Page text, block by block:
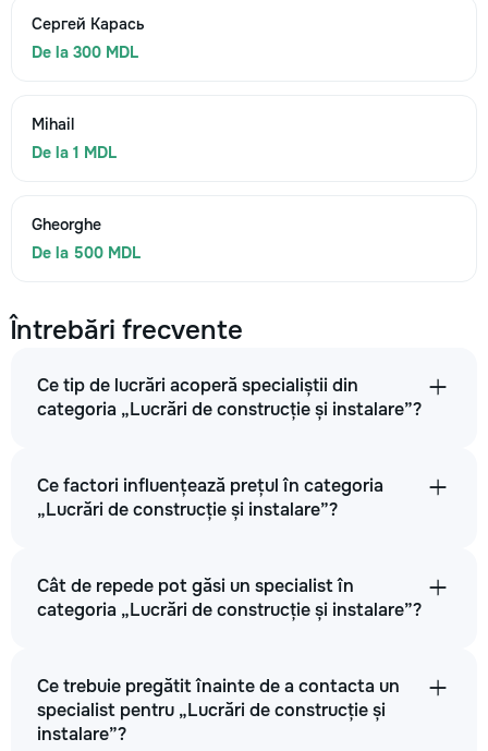
Сергей Карась
De la 300 MDL
Mihail
De la 1 MDL
Gheorghe
De la 500 MDL
Întrebări frecvente
Ce tip de lucrări acoperă specialiștii din
categoria „Lucrări de construcție și instalare”?
Ce factori influențează prețul în categoria
„Lucrări de construcție și instalare”?
Cât de repede pot găsi un specialist în
categoria „Lucrări de construcție și instalare”?
Ce trebuie pregătit înainte de a contacta un
specialist pentru „Lucrări de construcție și
instalare”?